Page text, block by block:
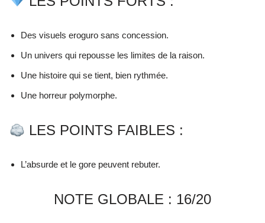
Des visuels eroguro sans concession.
Un univers qui repousse les limites de la raison.
Une histoire qui se tient, bien rythmée.
Une horreur polymorphe.
LES POINTS FAIBLES :
L’absurde et le gore peuvent rebuter.
NOTE GLOBALE : 16/20